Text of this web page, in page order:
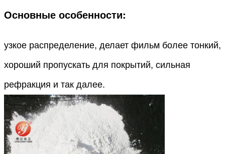
Основные особенности:
узкое распределение, делает фильм более тонкий,
хороший пропускать для покрытий, сильная
рефракция и так далее.